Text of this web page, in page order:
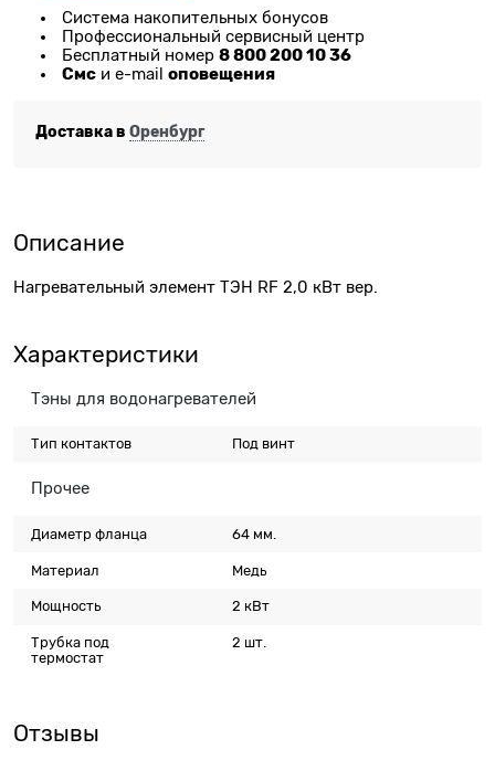
Система накопительных бонусов
Профессиональный сервисный центр
Бесплатный номер 8 800 200 10 36
Смс и e-mail оповещения
Доставка в Оренбург
Описание
Нагревательный элемент ТЭН RF 2,0 кВт вер.
Характеристики
Тэны для водонагревателей
Тип контактов Под винт
Прочее
Диаметр фланца 64 мм.
Материал Медь
Мощность 2 кВт
Трубка под
термостат
2 шт.
Отзывы